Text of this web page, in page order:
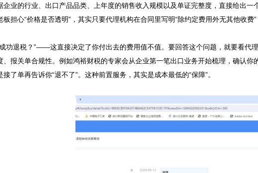
企业的行业、出口产品品类、上年度的销售收入规模以及单证完整度，直接给出
担心“价格是否透明”，其实只要代理机构在合同里写明“除约定费用外无其他收
功退税？”——这直接决定了你付出去的费用值不值。要回答这个问题，就要看代
、报关单合规性。例如鸿裕财税的专家会从企业第一笔出口业务开始梳理，确认
了单再告诉你“退不了”。这种前置服务，其实是成本最低的“保障”。